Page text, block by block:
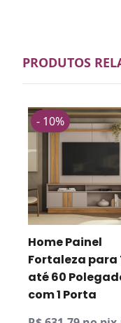
PRODUTOS
Home Painel
Fortaleza para
até 60
com 1 Porta
- 10%